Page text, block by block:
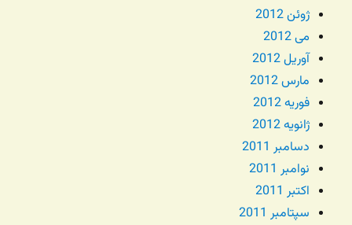
ژوئن 2012
می 2012
آوریل 2012
مارس 2012
فوریه 2012
ژانویه 2012
دسامبر 2011
نوامبر 2011
اکتبر 2011
سپتامبر 2011